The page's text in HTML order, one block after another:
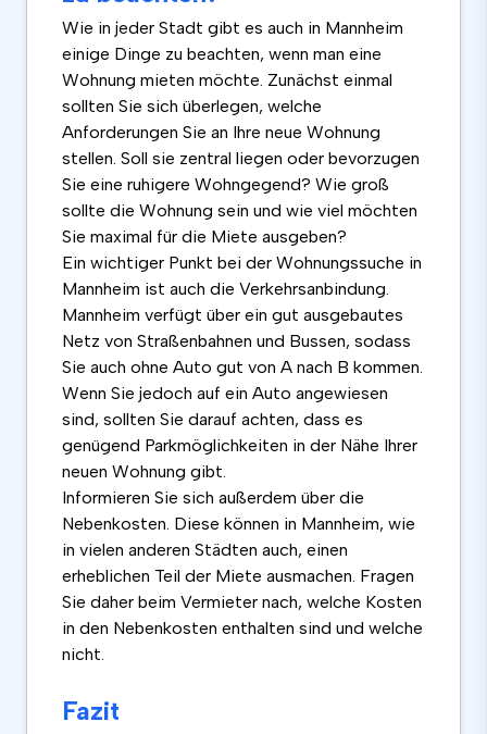
Wie in jeder Stadt gibt es auch in Mannheim
einige Dinge zu beachten, wenn man eine
Wohnung mieten möchte. Zunächst einmal
sollten Sie sich überlegen, welche
Anforderungen Sie an Ihre neue Wohnung
stellen. Soll sie zentral liegen oder bevorzugen
Sie eine ruhigere Wohngegend? Wie groß
sollte die Wohnung sein und wie viel möchten
Sie maximal für die Miete ausgeben?
Ein wichtiger Punkt bei der Wohnungssuche in
Mannheim ist auch die Verkehrsanbindung.
Mannheim verfügt über ein gut ausgebautes
Netz von Straßenbahnen und Bussen, sodass
Sie auch ohne Auto gut von A nach B kommen.
Wenn Sie jedoch auf ein Auto angewiesen
sind, sollten Sie darauf achten, dass es
genügend Parkmöglichkeiten in der Nähe Ihrer
neuen Wohnung gibt.
Informieren Sie sich außerdem über die
Nebenkosten. Diese können in Mannheim, wie
in vielen anderen Städten auch, einen
erheblichen Teil der Miete ausmachen. Fragen
Sie daher beim Vermieter nach, welche Kosten
in den Nebenkosten enthalten sind und welche
nicht.
Fazit